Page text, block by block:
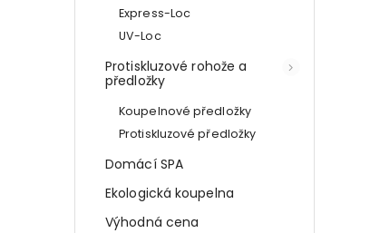
Express-Loc
UV-Loc
Protiskluzové rohože a
předložky
Koupelnové předložky
Protiskluzové předložky
Domácí SPA
Ekologická koupelna
Výhodná cena